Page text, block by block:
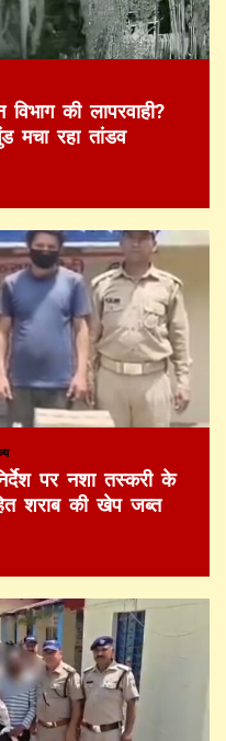
की लापरवाही?
मचा रहा तांडव
पर नशा तस्करी के
शराब की खेप जब्त